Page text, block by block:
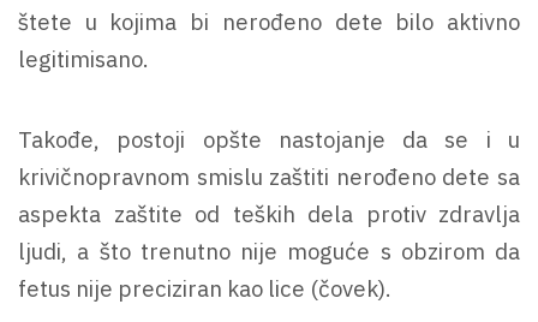
štete u kojima bi nerođeno dete bilo aktivno
legitimisano.
Takođe, postoji opšte nastojanje da se i u
krivičnopravnom smislu zaštiti nerođeno dete sa
aspekta zaštite od teških dela protiv zdravlja
ljudi, a što trenutno nije moguće s obzirom da
fetus nije preciziran kao lice (čovek).